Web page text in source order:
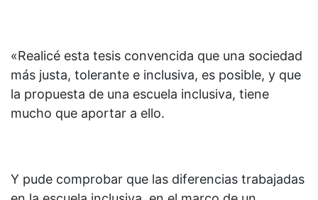
«Realicé esta tesis convencida que una sociedad
más justa, tolerante e inclusiva, es posible, y que
la propuesta de una escuela inclusiva, tiene
mucho que aportar a ello.
Y pude comprobar que las diferencias trabajadas